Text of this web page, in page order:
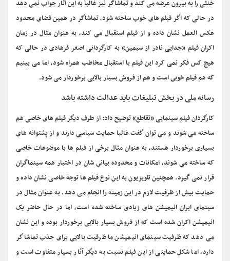
خنثی را به بیرون عرضه می کند و تماشاگر نیز غالباً به این آثار جواب نمی دهد
در حالی که اگر فیلم های خوب ساخته شود، تماشاگر در همین فضای محدود
عکس العمل نشان داده و از فیلم استقبال می کند، به عنوان مثال در زمان
اکران فیلم «جدایی نادر از سیمین» به کارگردانی اصغر فرهادی در حالی که
هیچ کس فکر نمی کرد این فیلم با استقبال مخاطب همراه شود، اما می بینیم
که هم فیلم خوبى است و هم از فروش بسیار بالایی برخوردار می شود.
رسانه ملی در بخش تبلیغات باید عدالت داشته باشد
کارگردان فیلم سینمایی «تقاطع» توضیح داد: از طرف دیگر فیلم های خاصی هم
ساخته می شوند و می توان گفت غالبا حمایت سیاسی دارند و از پشتوانه های
بسیاری برخوردار هستند، به عنوان مثال برخی از فیلم ها با موضوعات خاصی
که ساخته می شوند، امکانات و محدوده بیانى شان در اختیار همه سینماگران
قرار نمی گیرد. همچنین تلویزیون به این نوع فیلم ها توجه خاصی نشان داده و
حمایت بیش از ظرفیت لازم در این زمینه را انجام می دهد. به عنوان مثال در
سینمای ایران انیمیشن های زیادی ساخته شده است، اما در حال حاضر یک
انیمیشن اکران شده است که از فروش بسیار بالایی برخوردار بوده و این نشان
می دهد که ظرفیت سینمای انیمیشن ما ظرفیت بالایی برای جذب تماشاگر
دارد، اما شکل حمایتی از این فیلم نسبت به دیگر آثار بسیار متفاوت است و